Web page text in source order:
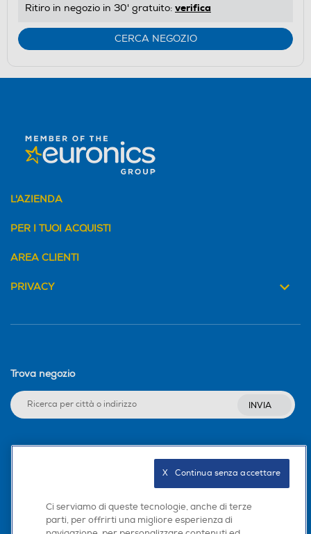
Ritiro in negozio in 30' gratuito: verifica
CERCA NEGOZIO
L'AZIENDA
PER I TUOI ACQUISTI
AREA CLIENTI
PRIVACY
Trova negozio
INVIA
Scarica la nostra app
Ci serviamo di queste tecnologie, anche di terze
parti, per offrirti una migliore esperienza di
X   Continua senza accettare